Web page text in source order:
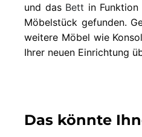
und das Bett in
Möbelstück gefunden.
weitere Möbel wie
Ihrer neuen Einrichtung
Das könnte